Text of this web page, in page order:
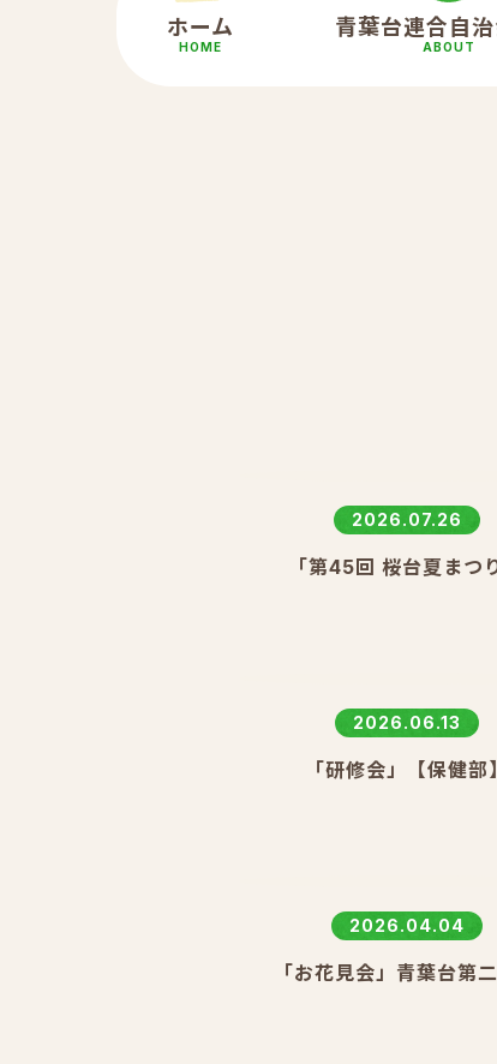
ホーム
HOME
青葉台連合自
ABOUT
2026.07.26
「第45回 桜台夏まつ
2026.06.13
「研修会」【保健部】
2026.04.04
「お花見会」青葉台第